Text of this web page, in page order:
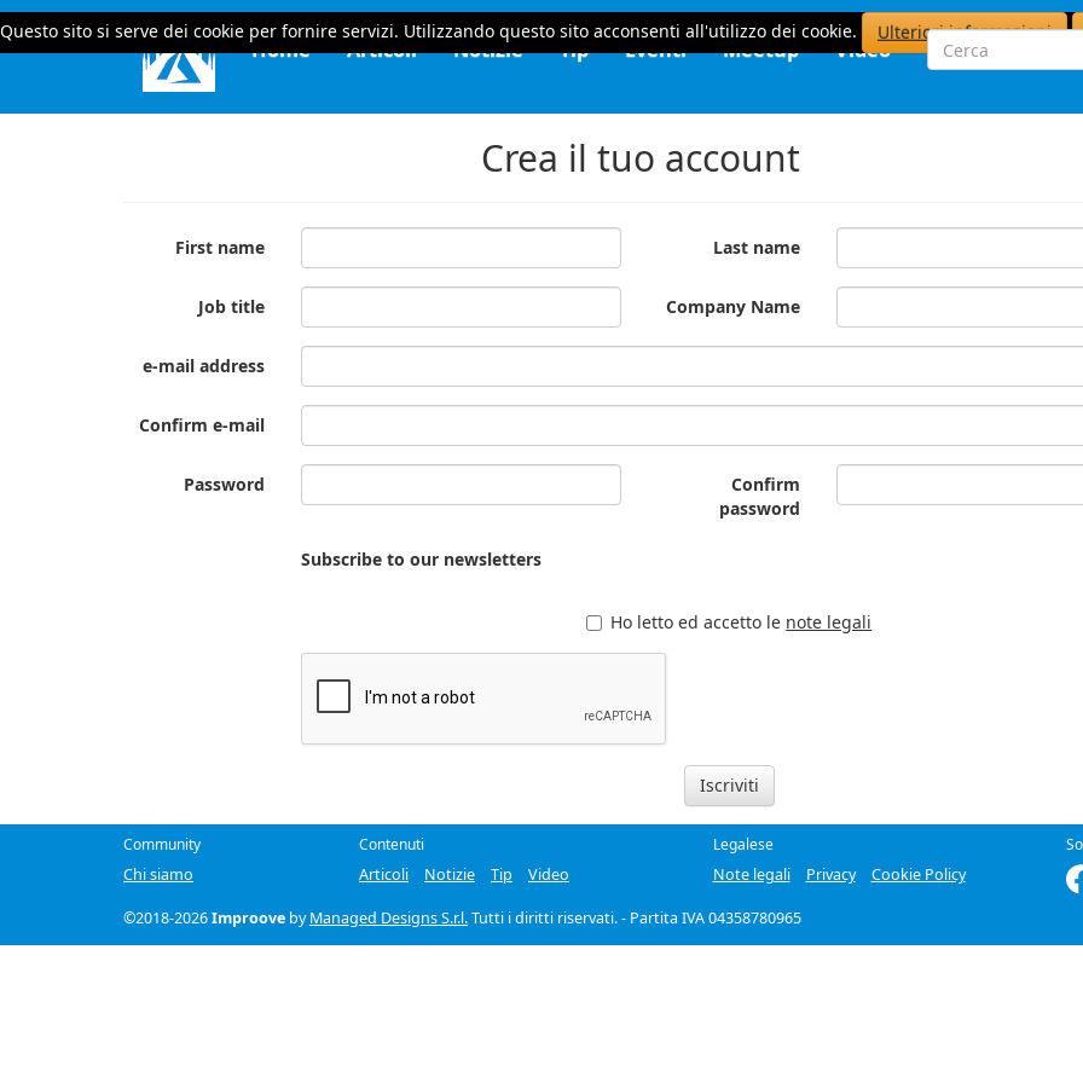
Questo sito si serve dei cookie per fornire servizi. Utilizzando questo sito acconsenti all'utilizzo dei cookie. Ulteriori informazioni
Home Articoli Notizie Tip Eventi Meetup Video
Crea il tuo account
First name Last name
Job title Company Name
e-mail address
Confirm e-mail
Password
Confirm
password
Subscribe to our newsletters
Ho letto ed accetto le note legali
Iscriviti
Community
Chi siamo
Contenuti
Articoli
Notizie Tip Video
Legalese
Note legali
Privacy Cookie Policy
©2018-2026Improove byManaged Designs S.r.l.Tutti i diritti riservati. - Partita IVA 04358780965